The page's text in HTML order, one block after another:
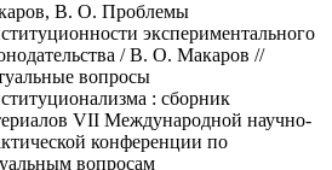
В. О. Проблемы
экспериментального
/ В. О. Макаров //
вопросы
: сборник
VII Международной научно-
конференции по
вопросам